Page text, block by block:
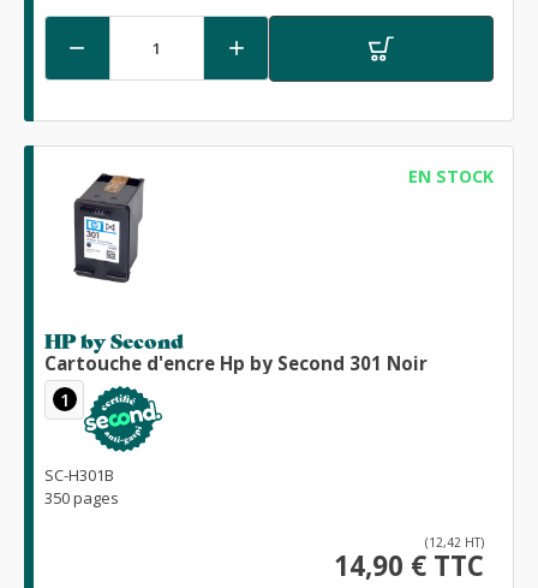
 
EN STOCK
HP by Second
Cartouche d'encre Hp by Second 301 Noir
1
SC-H301B
350 pages
(12,42 HT)
14,90 € TTC